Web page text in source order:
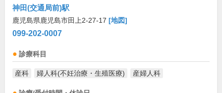
神田(交通局前)駅
鹿児島県鹿児島市田上2-27-17 [地図]
099-202-0007
診療科目
産科 婦人科(不妊治療・生殖医療) 産婦人科